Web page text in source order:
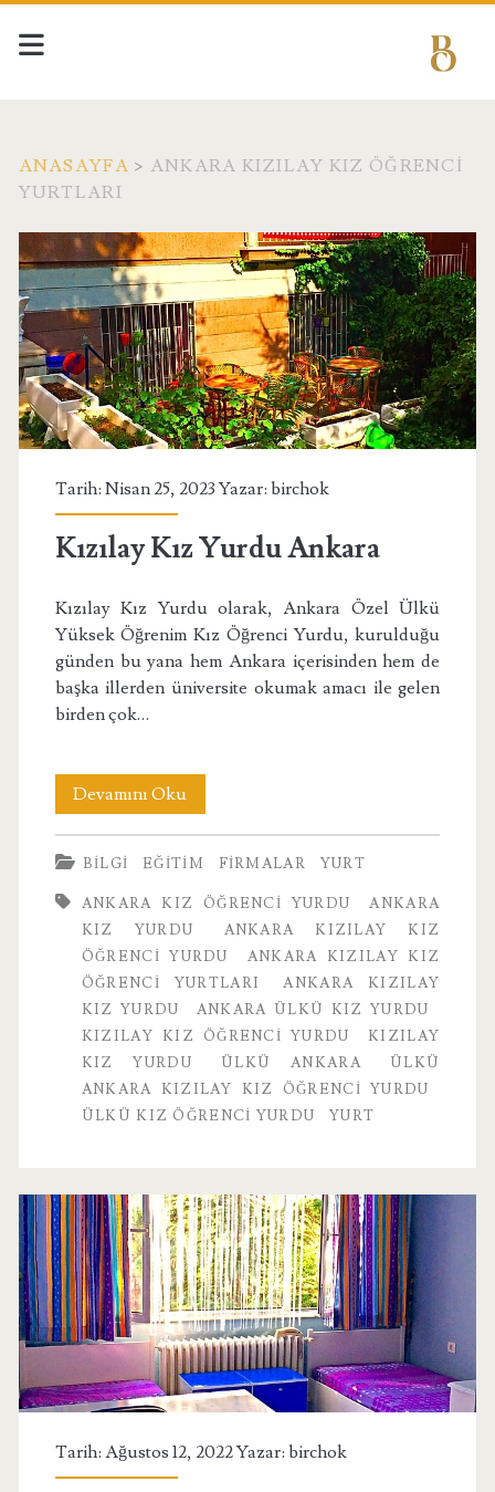
ANASAYFA > ANKARA KIZILAY KIZ ÖĞRENCI
YURTLARI
Etiket:
<span>Ankara
Kızılay
Kız
Öğrenci
Yurtları</span>
Tarih: Nisan 25, 2023 Yazar: birchok
Kızılay Kız Yurdu Ankara
Kızılay Kız Yurdu olarak, Ankara Özel Ülkü
Yüksek Öğrenim Kız Öğrenci Yurdu, kurulduğu
günden bu yana hem Ankara içerisinden hem de
başka illerden üniversite okumak amacı ile gelen
birden çok…
Devamını OkuKızılay
Kız
Yurdu
Ankara
BILGI EĞITIM FIRMALAR YURT
ANKARA KIZ ÖĞRENCI YURDU
ANKARA
KIZ YURDU
ANKARA KIZILAY KIZ
ÖĞRENCI YURDU
ANKARA KIZILAY KIZ
ÖĞRENCI YURTLARI
ANKARA KIZILAY
KIZ YURDU
ANKARA ÜLKÜ KIZ YURDU
KIZILAY KIZ ÖĞRENCI YURDU
KIZILAY
KIZ YURDU
ÜLKÜ ANKARA
ÜLKÜ
ANKARA KIZILAY KIZ ÖĞRENCI YURDU
ÜLKÜ KIZ ÖĞRENCI YURDU
YURT
Tarih: Ağustos 12, 2022 Yazar: birchok